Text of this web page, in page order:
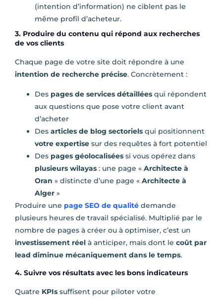
(intention d’information) ne ciblent pas le
même profil d’acheteur.
3. Produire du contenu qui répond aux recherches
de vos clients
Chaque page de votre site doit répondre à une
intention de recherche précise. Concrètement :
Des pages de services détaillées qui répondent
aux questions que pose votre client avant
d’acheter
Des articles de blog sectoriels qui positionnent
votre expertise sur des requêtes à fort potentiel
Des pages géolocalisées si vous opérez dans
plusieurs wilayas : une page « Architecte à
Oran » distincte d’une page « Architecte à
Alger »
Produire une page SEO de qualité demande
plusieurs heures de travail spécialisé. Multiplié par le
nombre de pages à créer ou à optimiser, c’est un
investissement réel à anticiper, mais dont le coût par
lead diminue mécaniquement dans le temps.
4. Suivre vos résultats avec les bons indicateurs
Quatre KPIs suffisent pour piloter votre